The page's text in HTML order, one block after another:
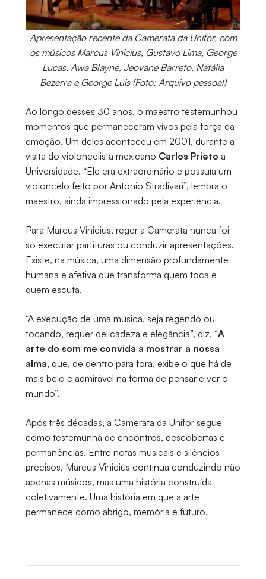
Apresentação recente da Camerata da Unifor, com
os músicos Marcus Vinicius, Gustavo Lima, George
Lucas, Awa Blayne, Jeovane Barreto, Natália
Bezerra e George Luis (Foto: Arquivo pessoal)
Ao longo desses 30 anos, o maestro testemunhou
momentos que permaneceram vivos pela força da
emoção. Um deles aconteceu em 2001, durante a
visita do violoncelista mexicano Carlos Prieto à
Universidade. “Ele era extraordinário e possuía um
violoncelo feito por Antonio Stradivari”, lembra o
maestro, ainda impressionado pela experiência.
Para Marcus Vinicius, reger a Camerata nunca foi
só executar partituras ou conduzir apresentações.
Existe, na música, uma dimensão profundamente
humana e afetiva que transforma quem toca e
quem escuta.
“A execução de uma música, seja regendo ou
tocando, requer delicadeza e elegância”, diz. “A
arte do som me convida a mostrar a nossa
alma, que, de dentro para fora, exibe o que há de
mais belo e admirável na forma de pensar e ver o
mundo”.
Após três décadas, a Camerata da Unifor segue
como testemunha de encontros, descobertas e
permanências. Entre notas musicais e silêncios
precisos, Marcus Vinicius continua conduzindo não
apenas músicos, mas uma história construída
coletivamente. Uma história em que a arte
permanece como abrigo, memória e futuro.